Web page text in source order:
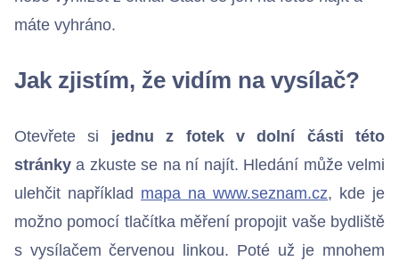
Bezdrátové přístupové body
máte vyhráno.
Jak zjistím, že vidím na vysílač?
Otevřete si jednu z fotek v dolní části této
stránky a zkuste se na ní najít. Hledání může velmi
ulehčit například mapa na www.seznam.cz, kde je
možno pomocí tlačítka měření propojit vaše bydliště
s vysílačem červenou linkou. Poté už je mnohem